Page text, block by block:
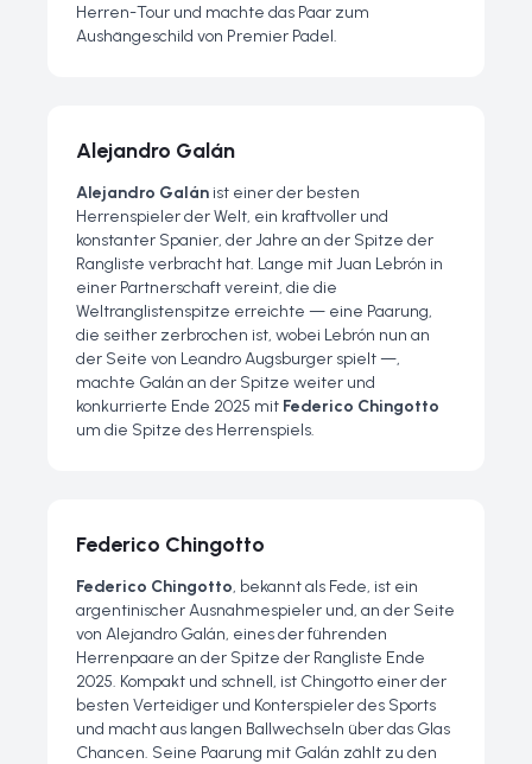
Herren-Tour und machte das Paar zum
Aushängeschild von Premier Padel.
Alejandro Galán
Alejandro Galán ist einer der besten
Herrenspieler der Welt, ein kraftvoller und
konstanter Spanier, der Jahre an der Spitze der
Rangliste verbracht hat. Lange mit Juan Lebrón in
einer Partnerschaft vereint, die die
Weltranglistenspitze erreichte — eine Paarung,
die seither zerbrochen ist, wobei Lebrón nun an
der Seite von Leandro Augsburger spielt —,
machte Galán an der Spitze weiter und
konkurrierte Ende 2025 mit Federico Chingotto
um die Spitze des Herrenspiels.
Federico Chingotto
Federico Chingotto, bekannt als Fede, ist ein
argentinischer Ausnahmespieler und, an der Seite
von Alejandro Galán, eines der führenden
Herrenpaare an der Spitze der Rangliste Ende
2025. Kompakt und schnell, ist Chingotto einer der
besten Verteidiger und Konterspieler des Sports
und macht aus langen Ballwechseln über das Glas
Chancen. Seine Paarung mit Galán zählt zu den